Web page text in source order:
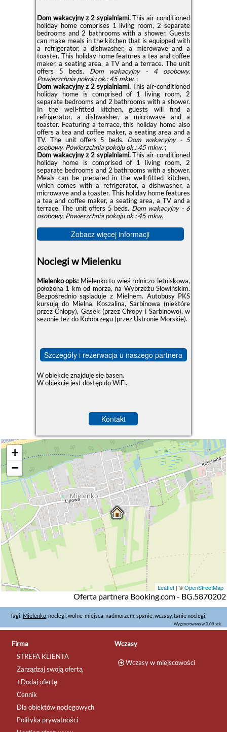
Dom wakacyjny z 2 sypialniami.This air-conditioned
holiday home comprises 1 living room, 2 separate
bedrooms and 2 bathrooms with a shower. Guests
can make meals in the kitchen that is equipped with
a refrigerator, a dishwasher, a microwave and a
toaster. This holiday home features a tea and coffee
maker, a seating area, a TV and a terrace. The unit
offers 5 beds. Dom wakacyjny - 4 osobowy.
Powierzchnia pokoju ok.: 45 mkw.;
Dom wakacyjny z 2 sypialniami.This air-conditioned
holiday home is comprised of 1 living room, 2
separate bedrooms and 2 bathrooms with a shower.
In the well-fitted kitchen, guests will find a
refrigerator, a dishwasher, a microwave and a
toaster. Featuring a terrace, this holiday home also
offers a tea and coffee maker, a seating area and a
TV. The unit offers 5 beds. Dom wakacyjny - 5
osobowy. Powierzchnia pokoju ok.: 45 mkw.;
Dom wakacyjny z 2 sypialniami.This air-conditioned
holiday home is comprised of 1 living room, 2
separate bedrooms and 2 bathrooms with a shower.
Meals can be prepared in the well-fitted kitchen,
which comes with a refrigerator, a dishwasher, a
microwave and a toaster. This holiday home features
a tea and coffee maker, a seating area, a TV and a
terrace. The unit offers 5 beds. Dom wakacyjny - 6
osobowy. Powierzchnia pokoju ok.: 45 mkw.
Zobacz więcej informacji
Noclegi w Mielenku
Mielenko opis: Mielenko to wieś rolniczo-letniskowa,
położona 1 km od morza, na Wybrzeżu Słowińskim.
Bezpośrednio sąsiaduje z Mielnem. Autobusy PKS
kursują do Mielna, Koszalina, Sarbinowa (niektóre
przez Chłopy), Gąsek (przez Chłopy i Sarbinowo), w
sezonie też do Kołobrzegu (przez Ustronie Morskie).
Szczegóły i rezerwacja u naszego partnera
W obiekcie znajduje się basen.
W obiekcie jest dostęp do WiFi.
Kontakt
+
−
Leaflet | ©OpenStreetMap
Oferta partnera Booking.com - BG.5870202
Tagi: Mielenko , noclegi, wolne-miejsca, nadmorzem, spanie, wczasy, tanie noclegi,
Wygenerowano w 0.08 sek.
Firma
STREFA KLIENTA
Zarządzaj swoją ofertą
+Dodaj ofertę
Cennik
Dla obiektów noclegowych
Polityka prywatności
Wczasy
Wczasy w miejscowości